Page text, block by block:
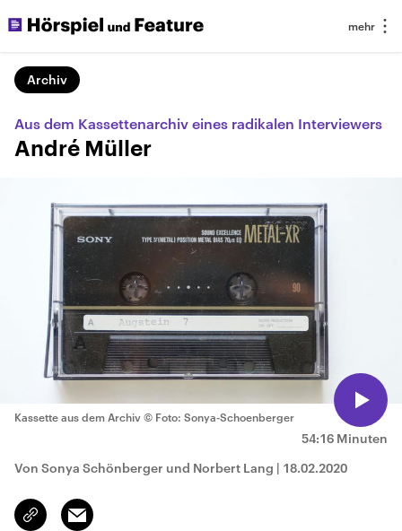
Archiv
Aus dem Kassettenarchiv eines radikalen Interviewers
André Müller
54:16 Minuten
Kassette aus dem Archiv © Foto: Sonya-Schoenberger
Von Sonya Schönberger und Norbert Lang | 18.02.2020
Link
kopieren/teilen
Email